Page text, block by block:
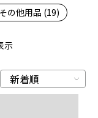
その他用品 (19)
示